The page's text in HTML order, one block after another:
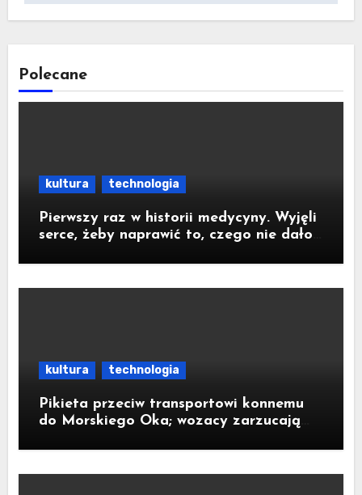
Polecane
kultura technologia
Pierwszy raz w historii medycyny. Wyjęli
serce, żeby naprawić to, czego nie dało
kultura technologia
Pikieta przeciw transportowi konnemu
do Morskiego Oka; wozacy zarzucają